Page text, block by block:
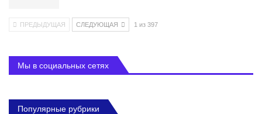
ПРЕДЫДУЩАЯ СЛЕДУЮЩАЯ 1 из 397
Мы в социальных сетях
Популярные рубрики